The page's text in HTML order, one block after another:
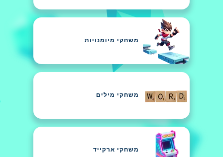
משחקי מיומנויות
משחקי מילים
משחקי ארקייד